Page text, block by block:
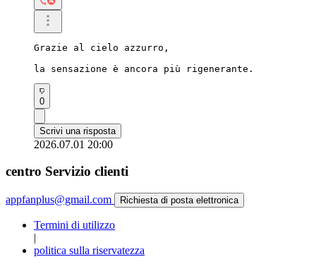
Grazie al cielo azzurro,
la sensazione è ancora più rigenerante.
0
Scrivi una risposta
2026.07.01 20:00
centro Servizio clienti
appfanplus@gmail.com Richiesta di posta elettronica
Termini di utilizzo
|
politica sulla riservatezza